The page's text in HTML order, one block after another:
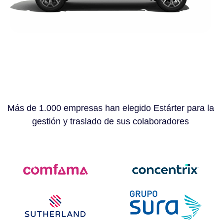
Más de 1.000 empresas han elegido Estárter para la
gestión y traslado de sus colaboradores